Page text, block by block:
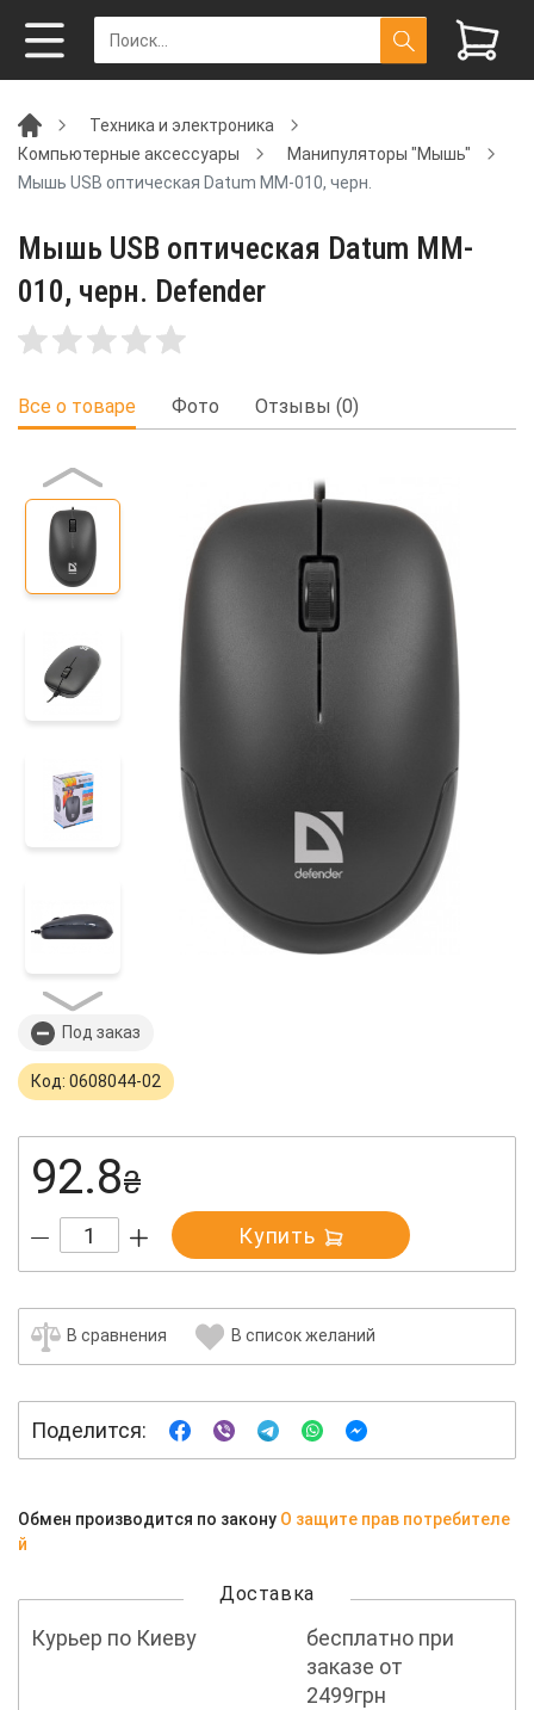
Техника и электроника
Компьютерные аксессуары
Манипуляторы "Мышь"
Мышь USB оптическая Datum MM-010, черн.
Мышь USB оптическая Datum MM-
010, черн. Defender
Все о товаре Фото Отзывы (0)
Под заказ
Код: 0608044-02
92.8₴
Купить
В сравнения В список желаний
Поделится:
Обмен производится по закону О защите прав потребителе
й
Доставка
Курьер по Киеву
бесплатно при
заказе от
2499грн